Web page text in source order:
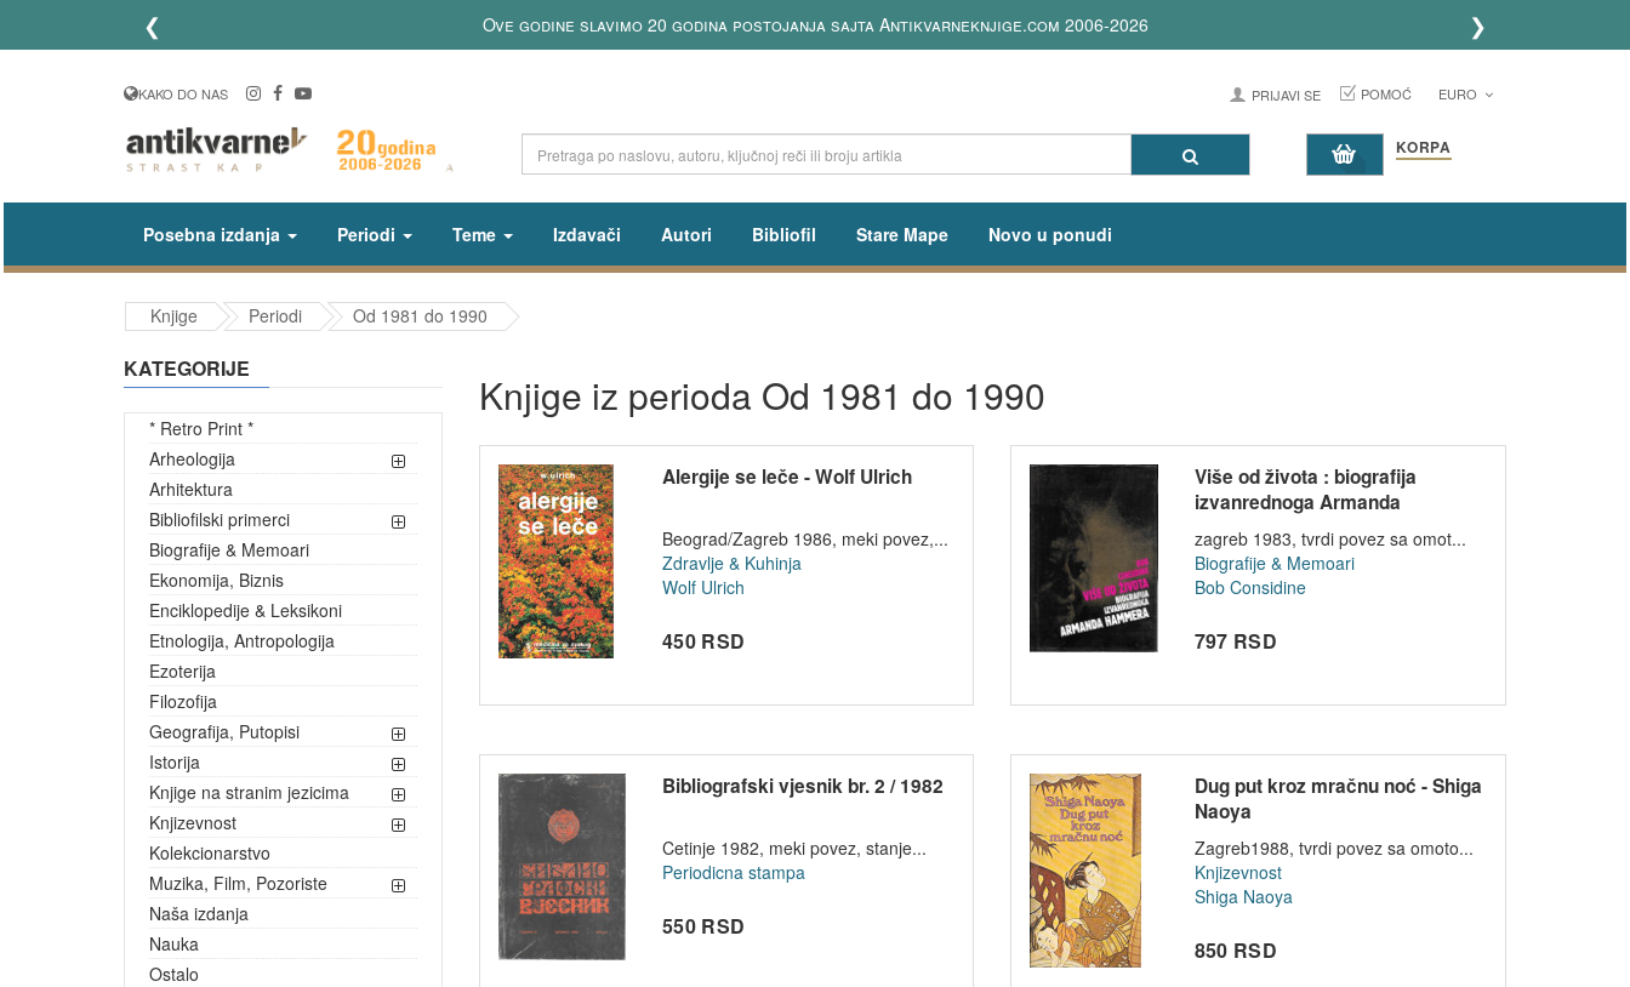
❮ Dostava knjiga u celom svetu putem DHL kurirske službe ❯
KAKO DO NAS PRIJAVI SE POMOĆ EURO
KORPA
Posebna izdanja Periodi Teme Izdavači Autori Bibliofil Stare Mape Novo u ponudi
Knjige Periodi Od 1981 do 1990
KATEGORIJE
* Retro Print *
Arheologija
Arhitektura
Bibliofilski primerci
Biografije & Memoari
Ekonomija, Biznis
Enciklopedije & Leksikoni
Etnologija, Antropologija
Ezoterija
Filozofija
Geografija, Putopisi
Istorija
Knjige na stranim jezicima
Knjizevnost
Kolekcionarstvo
Muzika, Film, Pozoriste
Naša izdanja
Nauka
Ostalo
Knjige iz perioda Od 1981 do 1990
Alergije se leče - Wolf Ulrich
Beograd/Zagreb 1986, meki povez,...
Zdravlje & Kuhinja
Wolf Ulrich
450 RSD
Više od života : biografija
izvanrednoga Armanda
Hammera - B...
zagreb 1983, tvrdi povez sa omot...
Biografije & Memoari
Bob Considine
797 RSD
Bibliografski vjesnik br. 2 / 1982
Cetinje 1982, meki povez, stanje...
Periodicna stampa
550 RSD
Dug put kroz mračnu noć - Shiga
Naoya
Zagreb1988, tvrdi povez sa omoto...
Knjizevnost
Shiga Naoya
850 RSD